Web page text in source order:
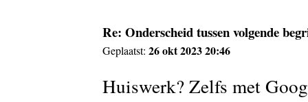
Re: Onderscheid tussen volgende
Geplaatst:26 okt 2023 20:46
Huiswerk? Zelfs met